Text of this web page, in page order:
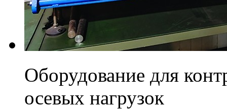
Оборудование для
осевых нагрузок